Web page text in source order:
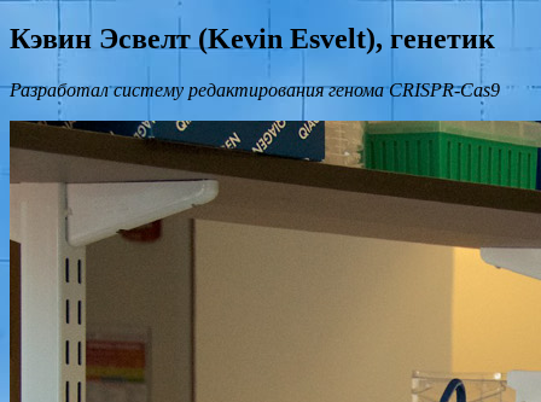
Кэвин Эсвелт (Kevin Esvelt), генетик
Разработал систему редактирования генома CRISPR-Cas9